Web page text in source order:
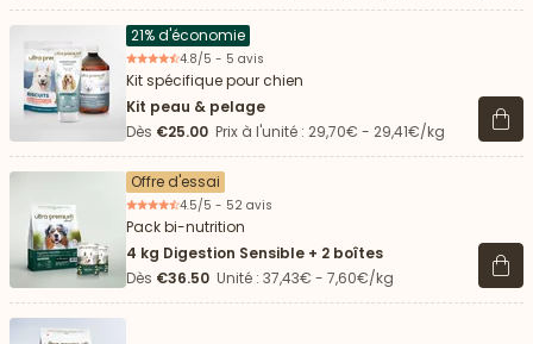
21% d'économie
4.8/5 - 5 avis
Kit spécifique pour chien
Kit peau & pelage
Dès €25.00 Prix à l'unité : 29,70€ - 29,41€/kg Voir
Offre d'essai
4.5/5 - 52 avis
Pack bi-nutrition
4 kg Digestion Sensible + 2 boîtes
Dès €36.50 Unité : 37,43€ - 7,60€/kg Voir